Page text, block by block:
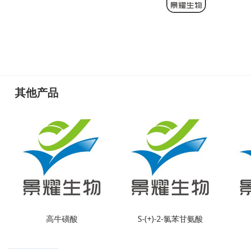
其他产品
高牛磺酸 S-(+)-2-氯苯甘氨酸